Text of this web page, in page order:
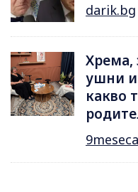
darik.bg
Хрема,
ушни
какво